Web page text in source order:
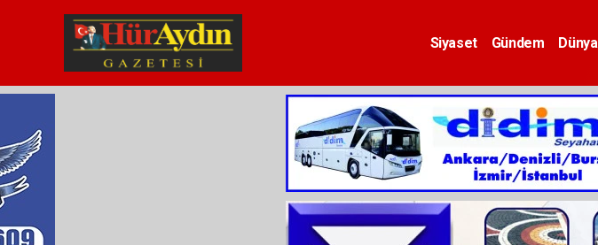
Siyaset Gündem Dünya